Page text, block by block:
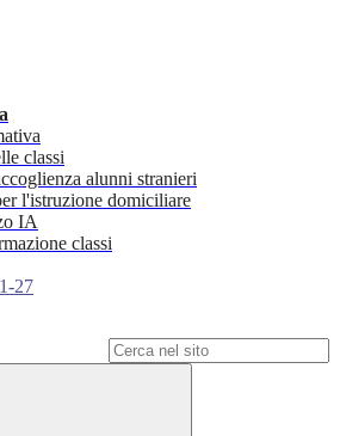
classi
alunni stranieri
l'istruzione domiciliare
IA
classi
27